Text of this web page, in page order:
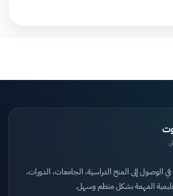
الوصول إلى المنح الدراسية، الجامعات، الدورات،
المهمة بشكل منظم وسهل.